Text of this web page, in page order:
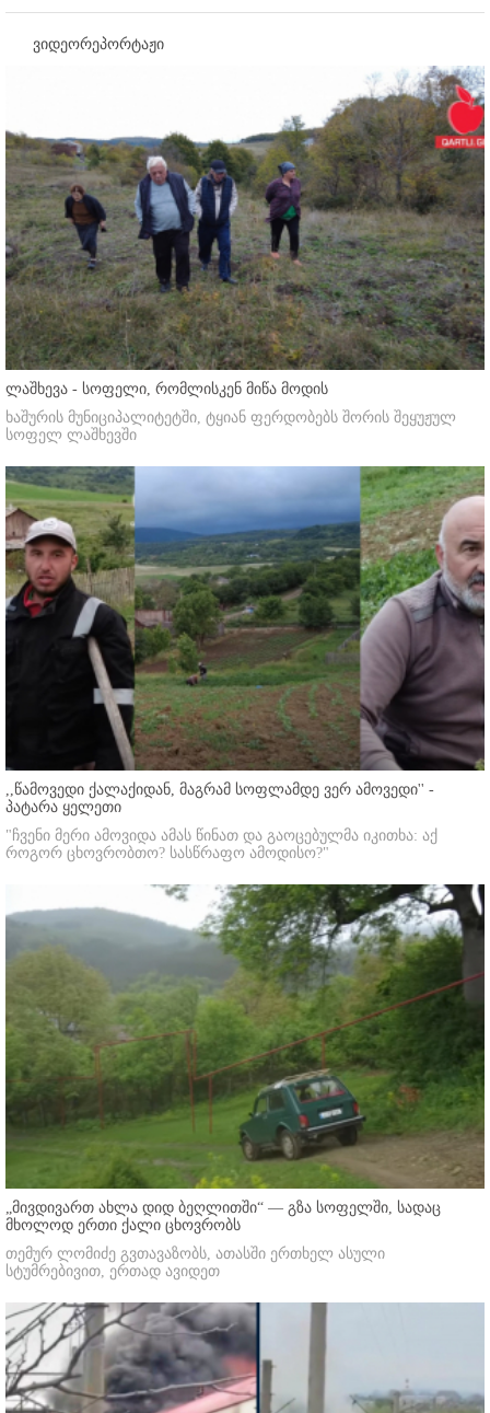
ვიდეორეპორტაჟი
ლაშხევა - სოფელი, რომლისკენ მიწა მოდის
ხაშურის მუნიციპალიტეტში, ტყიან ფერდობებს შორის შეყუჟულ
სოფელ ლაშხევში
,,წამოვედი ქალაქიდან, მაგრამ სოფლამდე ვერ ამოვედი'' -
პატარა ყელეთი
"ჩვენი მერი ამოვიდა ამას წინათ და გაოცებულმა იკითხა: აქ
როგორ ცხოვრობთო? სასწრაფო ამოდისო?"
„მივდივართ ახლა დიდ ბეღლითში“ — გზა სოფელში, სადაც
მხოლოდ ერთი ქალი ცხოვრობს
თემურ ლომიძე გვთავაზობს, ათასში ერთხელ ასული
სტუმრებივით, ერთად ავიდეთ